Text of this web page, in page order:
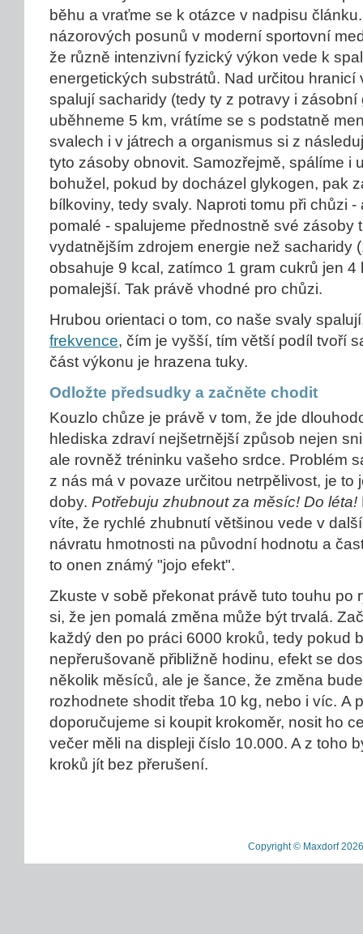
běhu a vraťme se k otázce v nadpisu
názorových posunů v moderní sportovní
že různě intenzivní fyzický výkon vede k
energetických substrátů. Nad určitou
spalují sacharidy (tedy ty z potravy i
uběhneme 5 km, vrátíme se s podstatně
svalech i v játrech a organismus si z
tyto zásoby obnovit. Samozřejmě, spálíme i
bohužel, pokud by docházel glykogen, pak
bílkoviny, tedy svaly. Naproti tomu při chůzi
pomalé - spalujeme přednostně své zásoby
vydatnějším zdrojem energie než sacharidy
obsahuje 9 kcal, zatímco 1 gram cukrů jen
pomalejší. Tak právě vhodné pro chůzi.
Hrubou orientaci o tom, co naše svaly
frekvence, čím je vyšší, tím větší podíl tvoří
část výkonu je hrazena tuky.
Odložte předsudky a začněte chodit
Kouzlo chůze je právě v tom, že jde
hlediska zdraví nejšetrnější způsob nejen
ale rovněž tréninku vašeho srdce. Problém
z nás má v povaze určitou netrpělivost, je to
doby. Potřebuju zhubnout za měsíc! Do léta!
víte, že rychlé zhubnutí většinou vede v
návratu hmotnosti na původní hodnotu a
to onen známý "jojo efekt".
Zkuste v sobě překonat právě tuto touhu po
si, že jen pomalá změna může být trvalá.
každý den po práci 6000 kroků, tedy pokud
nepřerušovaně přibližně hodinu, efekt se
několik měsíců, ale je šance, že změna
rozhodnete shodit třeba 10 kg, nebo i víc. A
doporučujeme si koupit krokoměr, nosit ho
večer měli na displeji číslo 10.000. A z toho
kroků jít bez přerušení.
Copyright © Maxdorf